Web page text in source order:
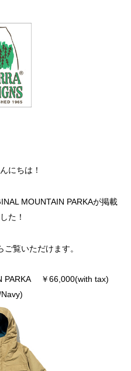
にちは！
MOUNTAIN PARKAが掲載
た！
ご覧いただけます。
PARKA ￥66,000(with tax)